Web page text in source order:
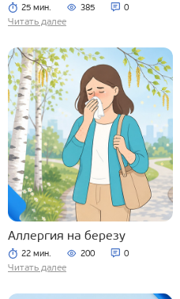
25 мин. 385 0
Читать далее
Аллергия на березу
22 мин. 200 0
Читать далее